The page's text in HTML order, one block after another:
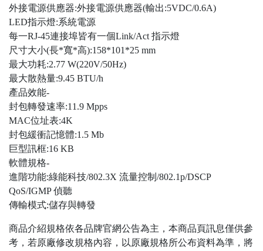
外接電源供應器:外接電源供應器(輸出:5VDC/0.6A)
LED指示燈:系統電源
每一RJ-45連接埠皆有一個Link/Act 指示燈
尺寸大小(長*寬*高):158*101*25 mm
最大功耗:2.77 W(220V/50Hz)
最大散熱量:9.45 BTU/h
產品效能-
封包轉發速率:11.9 Mpps
MAC位址表:4K
封包緩衝記憶體:1.5 Mb
巨型訊框:16 KB
軟體規格-
進階功能:綠能科技/802.3X 流量控制/802.1p/DSCP
QoS/IGMP 偵聽
傳輸模式:儲存與轉發
商品介紹規格依各品牌官網公告為主，本商品頁訊息僅供參
考，若原廠修改規格內容，以原廠規格所公布資料為準，將